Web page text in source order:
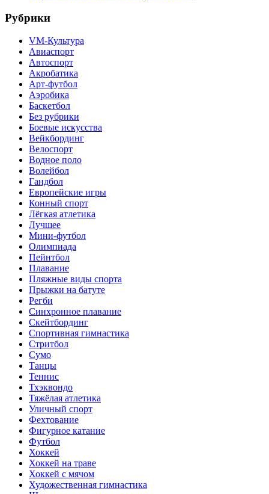
Рубрики
VM-Культура
Авиаспорт
Автоспорт
Акробатика
Арт-футбол
Аэробика
Баскетбол
Без рубрики
Боевые искусства
Вейкбординг
Велоспорт
Водное поло
Волейбол
Гандбол
Европейские игры
Конный спорт
Лёгкая атлетика
Лучшее
Мини-футбол
Олимпиада
Пейнтбол
Плавание
Пляжные виды спорта
Прыжки на батуте
Регби
Синхронное плавание
Скейтбординг
Спортивная гимнастика
Стритбол
Сумо
Танцы
Теннис
Тхэквондо
Тяжёлая атлетика
Уличный спорт
Фехтование
Фигурное катание
Футбол
Хоккей
Хоккей на траве
Хоккей с мячом
Художественная гимнастика